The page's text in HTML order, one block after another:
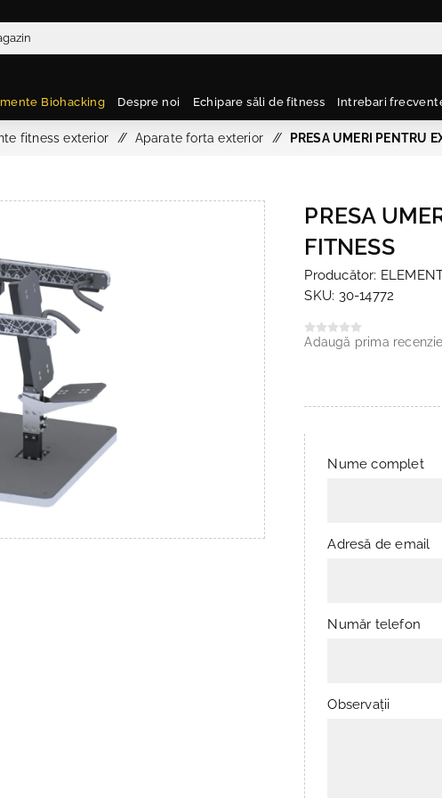
Biohacking Despre noi Echipare săli de fitness Intrebari
fitness exterior / Aparate forta exterior / PRESA UMERI PENTRU
PRESA
FITNESS
Producător:
SKU: 30-14772
Adaugă prima
Nume complet
Adresă de email
Număr telefon
Observații